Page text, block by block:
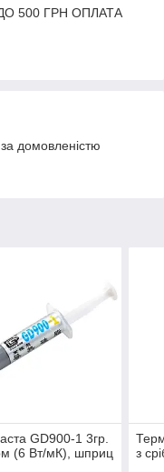
500 ГРН ОПЛАТА
домовленістю
GD900-1 3гр.
(6 Вт/мК), шприц
з